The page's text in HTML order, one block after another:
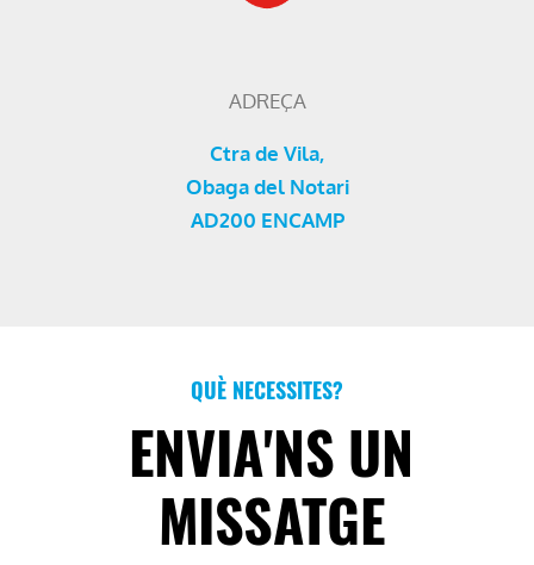
ADREÇA
Ctra de Vila,
Obaga del Notari
AD200 ENCAMP
QUÈ NECESSITES?
ENVIA'NS UN
MISSATGE